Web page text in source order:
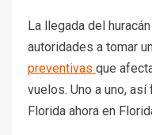
La llegada del
autoridades a tomar
preventivas que
vuelos. Uno a uno,
Florida ahora en